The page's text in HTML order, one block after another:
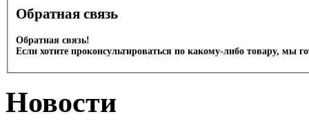
Обратная связь
Обратная связь!
Если хотите проконсультироваться по какому-либо товару, мы
Новости